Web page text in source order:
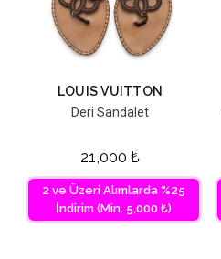
LOUIS VUITTON
Deri Sandalet
21,000 ₺
2 ve Üzeri Alımlarda %25
İndirim (Min. 5,000 ₺)